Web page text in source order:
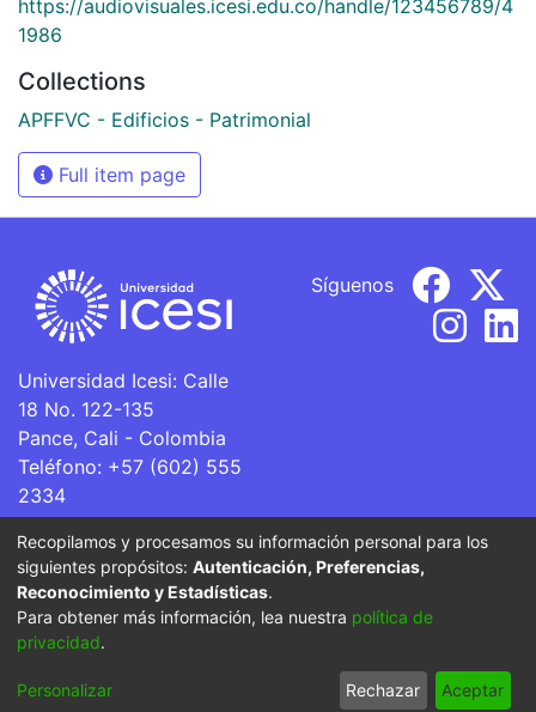
https://audiovisuales.icesi.edu.co/handle/123456789/4
1986
Collections
APFFVC - Edificios - Patrimonial
Full item page
Universidad Icesi: Calle
18 No. 122-135
Pance, Cali - Colombia
Teléfono: +57 (602) 555
2334
ventanillaunica@icesi.edu.co
Síguenos
La Universidad Icesi es una Institución de Educación
Superior que se encuentra sujeta a inspección y vigilancia
por parte del Ministerio de Educación Nacional.
Cookie
End User
Agreement
Send
Feedback
Recopilamos y procesamos su información personal para los
siguientes propósitos: Autenticación, Preferencias,
Reconocimiento y Estadísticas.
Para obtener más información, lea nuestra política de
privacidad.
Personalizar Rechazar Aceptar